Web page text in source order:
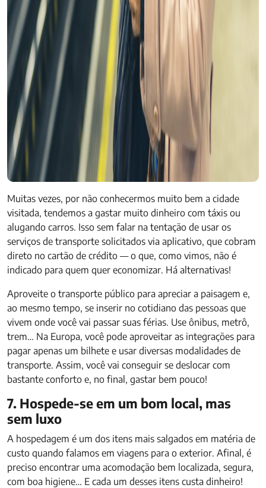
Muitas vezes, por não conhecermos muito bem a cidade
visitada, tendemos a gastar muito dinheiro com táxis ou
alugando carros. Isso sem falar na tentação de usar os
serviços de transporte solicitados via aplicativo, que cobram
direto no cartão de crédito — o que, como vimos, não é
indicado para quem quer economizar. Há alternativas!
Aproveite o transporte público para apreciar a paisagem e,
ao mesmo tempo, se inserir no cotidiano das pessoas que
vivem onde você vai passar suas férias. Use ônibus, metrô,
trem… Na Europa, você pode aproveitar as integrações para
pagar apenas um bilhete e usar diversas modalidades de
transporte. Assim, você vai conseguir se deslocar com
bastante conforto e, no final, gastar bem pouco!
7. Hospede-se em um bom local, mas
sem luxo
A hospedagem é um dos itens mais salgados em matéria de
custo quando falamos em viagens para o exterior. Afinal, é
preciso encontrar uma acomodação bem localizada, segura,
com boa higiene… E cada um desses itens custa dinheiro!